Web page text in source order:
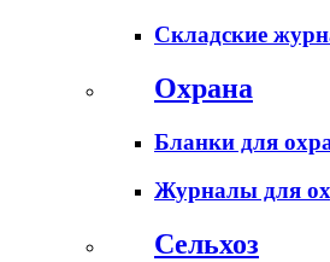
Складские
Охрана
Бланки для
Журналы для
Сельхоз